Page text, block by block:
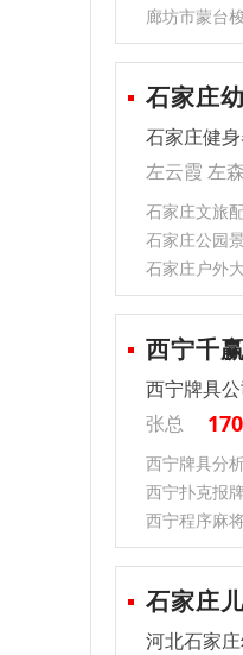
廊坊市蒙台
石家庄
石家庄健
左云霞 左森
石家庄文旅
石家庄公园
石家庄户外
西宁千
西宁牌具
张总
西宁牌具分
西宁扑克报
西宁程序麻
石家庄
河北石家